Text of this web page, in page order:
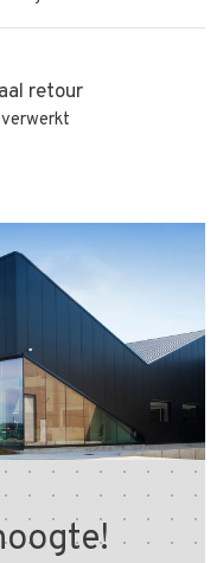
retour